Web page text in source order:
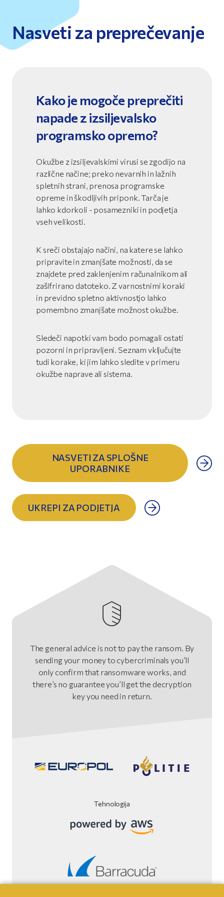
Nasveti za preprečevanje
Kako je mogoče preprečiti
napade z izsiljevalsko
programsko opremo?
Okužbe z izsiljevalskimi virusi se zgodijo na
različne načine; preko nevarnih in lažnih
spletnih strani, prenosa programske
opreme in škodljivih priponk. Tarča je
lahko kdorkoli - posamezniki in podjetja
vseh velikosti.
K sreči obstajajo načini, na katere se lahko
pripravite in zmanjšate možnosti, da se
znajdete pred zaklenjenim računalnikom ali
zašifrirano datoteko. Z varnostnimi koraki
in previdno spletno aktivnostjo lahko
pomembno zmanjšate možnost okužbe.
Sledeči napotki vam bodo pomagali ostati
pozorni in pripravljeni. Seznam vključujte
tudi korake, ki jim lahko sledite v primeru
okužbe naprave ali sistema.
NASVETI ZA SPLOŠNE
UPORABNIKE
UKREPI ZA PODJETJA
The general advice is not to pay the ransom. By
sending your money to cybercriminals you’ll
only confirm that ransomware works, and
there’s no guarantee you’ll get the decryption
key you need in return.
Tehnologija